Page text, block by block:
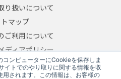
コンピューターにCookieを保存しま
イトでのやり取りに関する情報を収
されます。この情報は、お客様の
り扱いについて
マップ
ご利用について
ディアポリシー
の対応について